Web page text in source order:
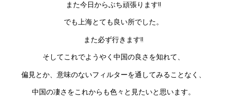
また今日からぶち頑張ります!!
でも上海とても良い所でした。
また必ず行きます!!
そしてこれでようやく中国の良さを知れて、
偏見とか、意味のないフィルターを通してみることなく、
中国の凄さをこれからも色々と見たいと思います。